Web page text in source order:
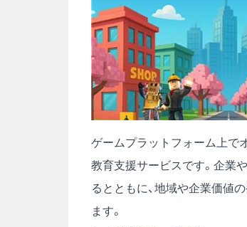
ゲームプラットフォーム上で
教育支援サービスです。企業
るとともに、地域や企業価値
ます。